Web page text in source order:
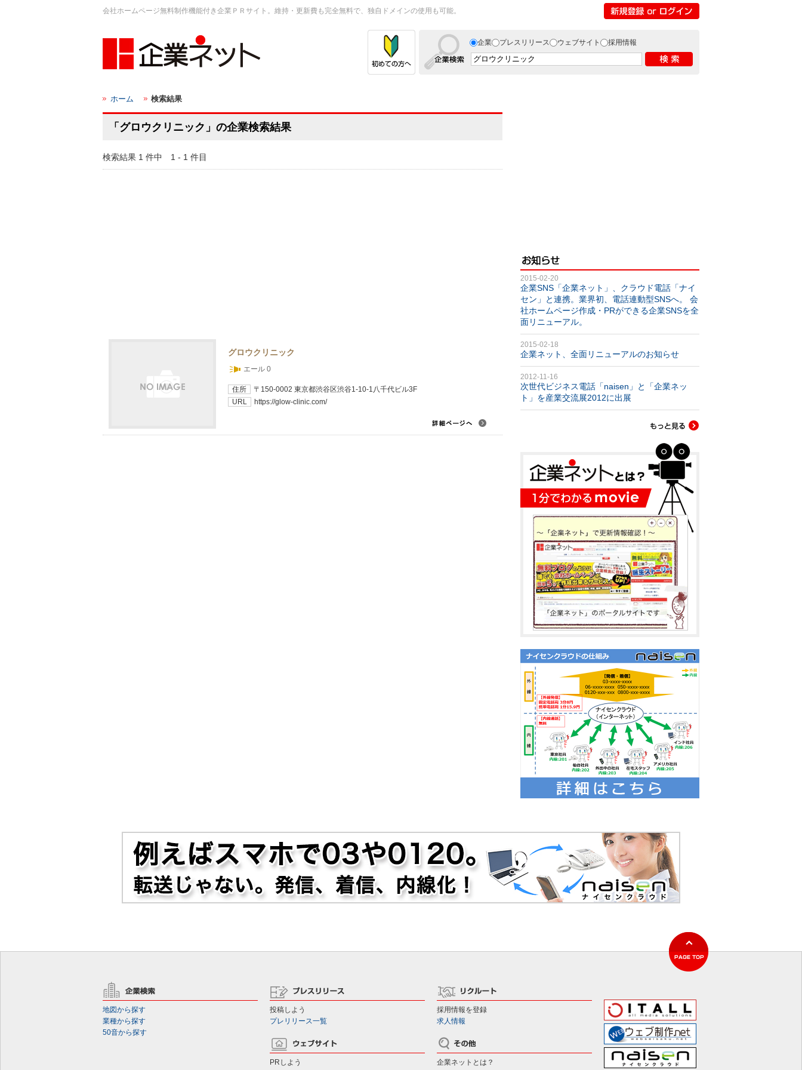
会社ホームページ無料制作機能付き企業ＰＲサイト。維持・更新費も完全無料で、独自ドメインの使用も可能。
企業 プレスリリース ウェブサイト 採用情報
ホーム 検索結果
「グロウクリニック」の企業検索結果
検索結果 1 件中 1 - 1 件目
グロウクリニック
エール 0
住所
〒150-0002 東京都渋谷区渋谷1-10-1八千代ビル3F
URL
https://glow-clinic.com/
2015-02-20
企業SNS「企業ネット」、クラウド電話「ナイ
セン」と連携。業界初、電話連動型SNSへ。 会
社ホームページ作成・PRができる企業SNSを全
面リニューアル。
2015-02-18
企業ネット、全面リニューアルのお知らせ
2012-11-16
次世代ビジネス電話「naisen」と「企業ネッ
ト」を産業交流展2012に出展
地図から探す
業種から探す
50音から探す
投稿しよう
プレリリース一覧
PRしよう
採用情報を登録
求人情報
企業ネットとは？